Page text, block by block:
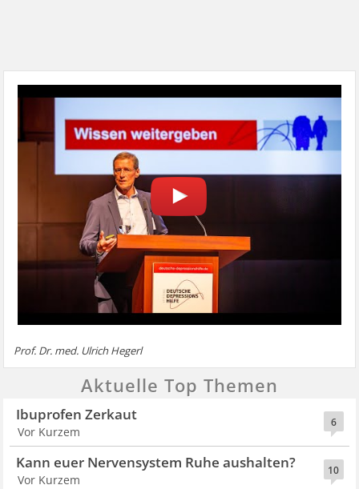
Prof. Dr. med. Ulrich Hegerl
Aktuelle Top Themen
6
Ibuprofen Zerkaut
Vor Kurzem
10
Kann euer Nervensystem Ruhe aushalten?
Vor Kurzem